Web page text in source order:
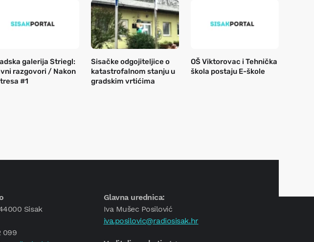
galerija Striegl:
razgovori / Nakon
#1
Sisačke odgojiteljice o
katastrofalnom stanju u
gradskim vrtićima
OŠ Viktorovac i Tehnička
škola postaju E-škole
Sisak
099
Glavna urednica:
Iva Mušec Posilović
iva.posilovic@radiosisak.hr